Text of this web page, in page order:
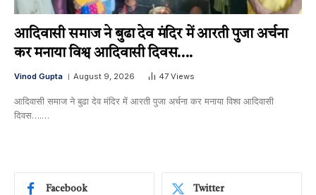
आदिवासी समाज ने बुढा देव मंदिर में आरती पुजा अर्चना
कर मनाया विश्व आदिवासी दिवस….
Vinod Gupta August 9, 2026 47 Views
आदिवासी समाज ने बुढा देव मंदिर में आरती पुजा अर्चना कर मनाया विश्व आदिवासी
दिवस….…
Facebook Twitter